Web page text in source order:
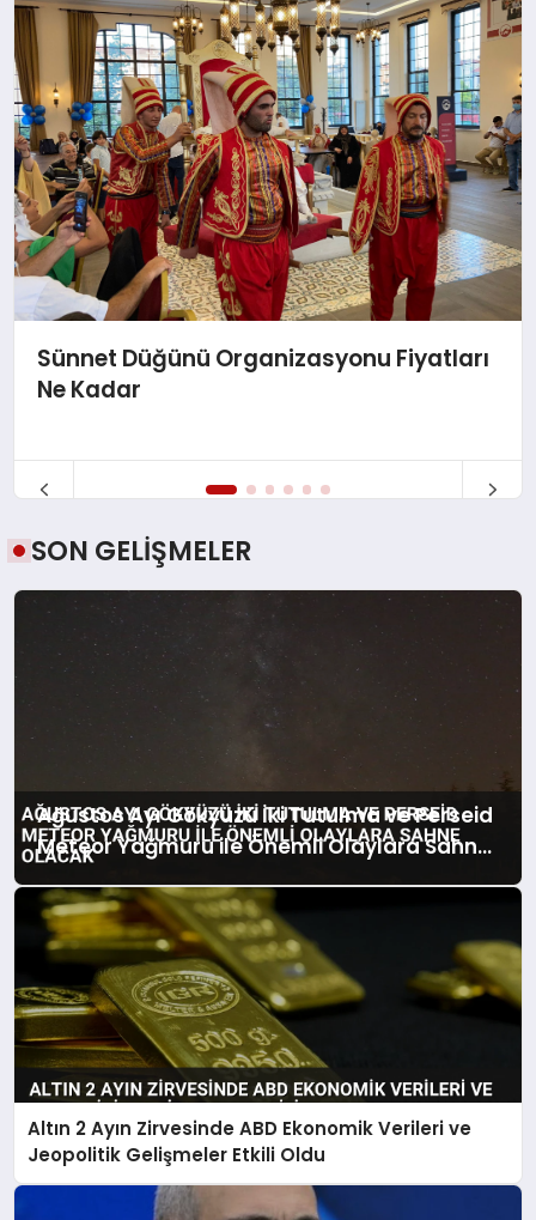
Sünnet Düğünü Organizasyonu Fiyatları
Ne Kadar
SON GELİŞMELER
Ağustos Ayı Gökyüzü İki Tutulma ve Perseid
Meteor Yağmuru ile Önemli Olaylara Sahne
Olacak
Altın 2 Ayın Zirvesinde ABD Ekonomik Verileri ve
Jeopolitik Gelişmeler Etkili Oldu